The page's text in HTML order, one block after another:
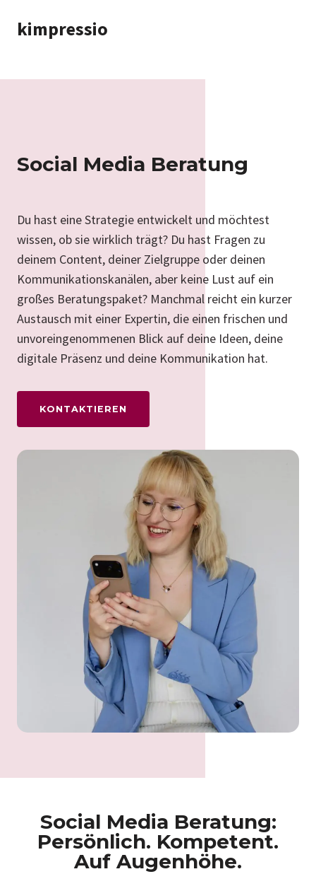
Inhaltkimpressio
Social Media Beratung
Du hast eine Strategie entwickelt und möchtest
wissen, ob sie wirklich trägt? Du hast Fragen zu
deinem Content, deiner Zielgruppe oder deinen
Kommunikationskanälen, aber keine Lust auf ein
großes Beratungspaket? Manchmal reicht ein kurzer
Austausch mit einer Expertin, die einen frischen und
unvoreingenommenen Blick auf deine Ideen, deine
digitale Präsenz und deine Kommunikation hat.
KONTAKTIEREN
Social Media Beratung:
Persönlich. Kompetent.
Auf Augenhöhe.